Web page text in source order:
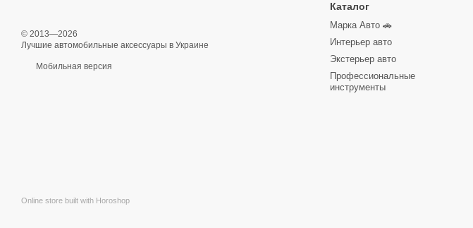
© 2013—2026
Лучшие автомобильные аксессуары в Украине
Мобильная версия
Online store built with Horoshop
Каталог
Марка Авто 🚗
Интерьер авто
Экстерьер авто
Профессиональные
инструменты